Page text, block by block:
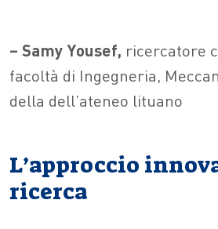
– Samy Yousef, ricercatore
facoltà di Ingegneria,
della dell’ateneo lituano
L’approccio
ricerca